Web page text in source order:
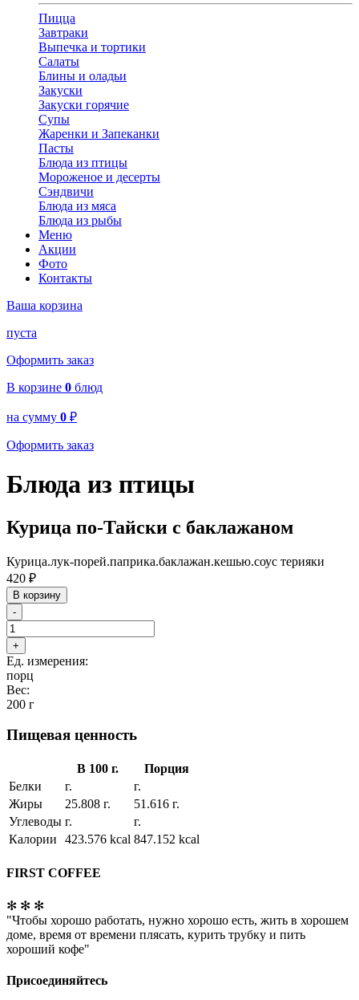
Пицца
Завтраки
Выпечка и тортики
Салаты
Блины и оладьи
Закуски
Закуски горячие
Супы
Жаренки и Запеканки
Пасты
Блюда из птицы
Мороженое и десерты
Сэндвичи
Блюда из мяса
Блюда из рыбы
Меню
Акции
Фото
Контакты
Ваша корзина
пуста
Оформить заказ
В корзине 0 блюд
на сумму 0 ₽
Оформить заказ
Блюда из птицы
Курица по-Тайски с баклажаном
Курица.лук-порей.паприка.баклажан.кешью.соус терияки
420 ₽
В корзину
-
+
Ед. измерения:
порц
Вес:
200 г
Пищевая ценность
В 100 г.
Порция
Белки
г.
г.
Жиры
25.808 г.
51.616 г.
Углеводы г.
г.
Калории
423.576 kcal 847.152 kcal
FIRST COFFEE
✻ ✻ ✻
"Чтобы хорошо работать, нужно хорошо есть, жить в хорошем
доме, время от времени плясать, курить трубку и пить
хороший кофе"
Присоединяйтесь